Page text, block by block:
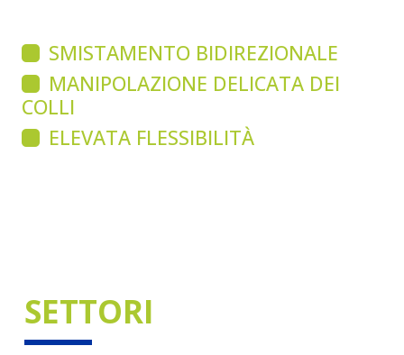
SMISTAMENTO BIDIREZIONALE
MANIPOLAZIONE DELICATA DEI
COLLI
ELEVATA FLESSIBILITÀ
SETTORI